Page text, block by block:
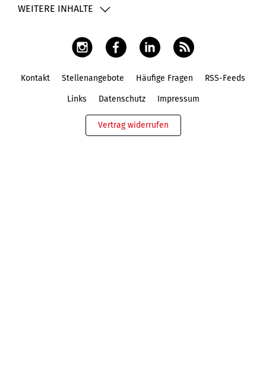
WEITERE INHALTE
Kontakt Stellenangebote Häufige Fragen RSS-Feeds
Links Datenschutz Impressum
Vertrag widerrufen